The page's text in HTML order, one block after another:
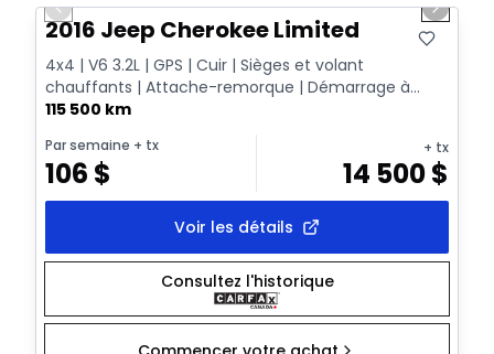
Previous slide Next
2016 Jeep Cherokee Limited
4x4 | V6 3.2L | GPS | Cuir | Sièges et volant
chauffants | Attache-remorque | Démarrage à
distance
115 500 km
Par semaine + tx
106 $
+ tx
14 500$
Voir les détails
Consultez l'historique